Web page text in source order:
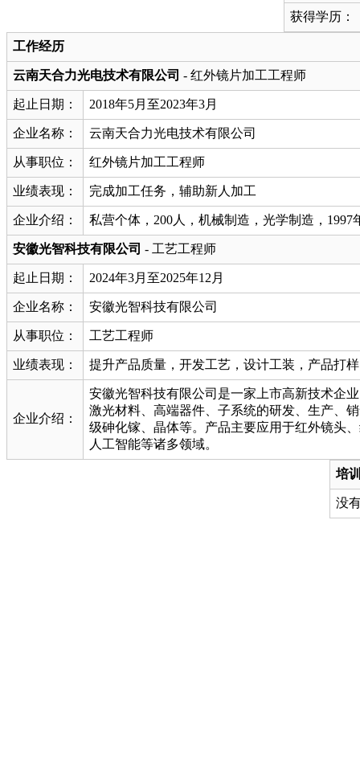
获得学历：
工作经历
云南天合力光电技术有限公司 - 红外镜片加工工程师
起止日期： 2018年5月至2023年3月
企业名称： 云南天合力光电技术有限公司
从事职位： 红外镜片加工工程师
业绩表现： 完成加工任务，辅助新人加工
企业介绍： 私营个体，200人，机械制造，光学制造，1997
安徽光智科技有限公司 - 工艺工程师
起止日期： 2024年3月至2025年12月
企业名称： 安徽光智科技有限公司
从事职位： 工艺工程师
业绩表现： 提升产品质量，开发工艺，设计工装，产品打样
企业介绍：
安徽光智科技有限公司是一家上市高新技术企
激光材料、高端器件、子系统的研发、生产、
级砷化镓、晶体等。产品主要应用于红外镜头
人工智能等诸多领域。
培
没